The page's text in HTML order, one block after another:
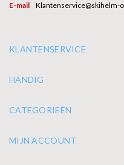
E-mail
Klantenservice@skihelm-
KLANTENSERVICE
HANDIG
CATEGORIEËN
MIJN ACCOUNT